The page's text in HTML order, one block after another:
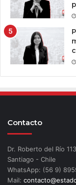
Contacto
Dr. Roberto del Río
Santiago - Chile
WhatsApp: (56 9)
Mail: